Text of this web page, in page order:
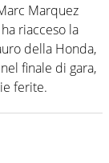
Marquez
riacceso la
della Honda,
finale di gara,
ferite.